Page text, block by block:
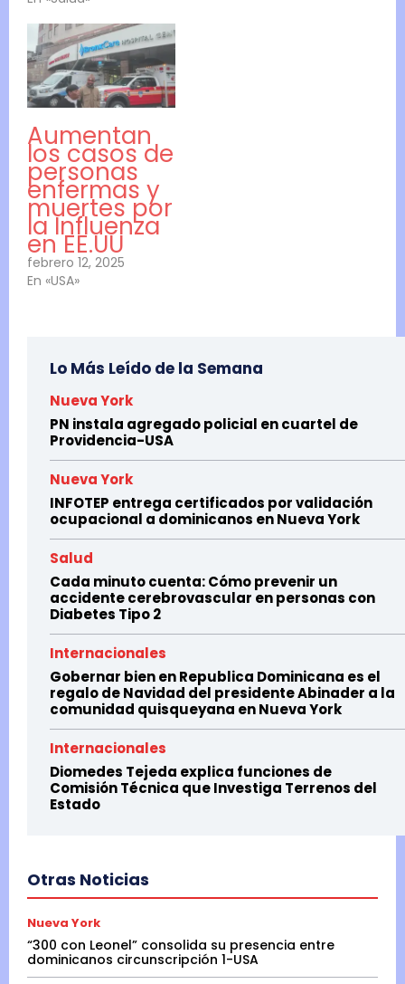
Aumentan
los casos de
personas
enfermas y
muertes por
la Influenza
en EE.UU
febrero 12, 2025
En «USA»
Lo Más Leído de la Semana
Nueva York
PN instala agregado policial en cuartel de
Providencia-USA
Nueva York
INFOTEP entrega certificados por validación
ocupacional a dominicanos en Nueva York
Salud
Cada minuto cuenta: Cómo prevenir un
accidente cerebrovascular en personas con
Diabetes Tipo 2
Internacionales
Gobernar bien en Republica Dominicana es el
regalo de Navidad del presidente Abinader a la
comunidad quisqueyana en Nueva York
Internacionales
Diomedes Tejeda explica funciones de
Comisión Técnica que Investiga Terrenos del
Estado
Otras Noticias
Nueva York
“300 con Leonel” consolida su presencia entre
dominicanos circunscripción 1-USA